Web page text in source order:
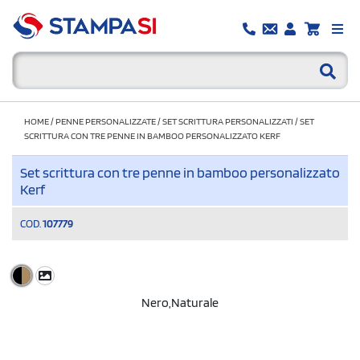
HOME/PENNE PERSONALIZZATE/SET SCRITTURA PERSONALIZZATI /SET
SCRITTURA CON TRE PENNE IN BAMBOO PERSONALIZZATO KERF
Set scrittura con tre penne in bamboo personalizzato
Kerf
COD. 107779
Nero,Naturale